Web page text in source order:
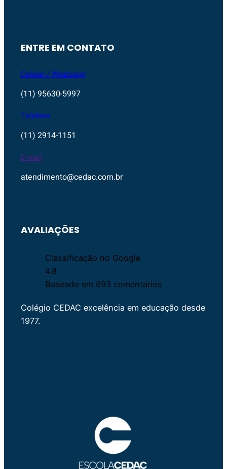
ENTRE EM CONTATO
Celular / Whatsapp
(11) 95630-5997
Telefone
(11) 2914-1151
E-mail
atendimento@cedac.com.br
AVALIAÇÕES
Classificação no Google
4.8
Baseado em 693 comentários
Colégio CEDAC excelência em educação desde
1977.